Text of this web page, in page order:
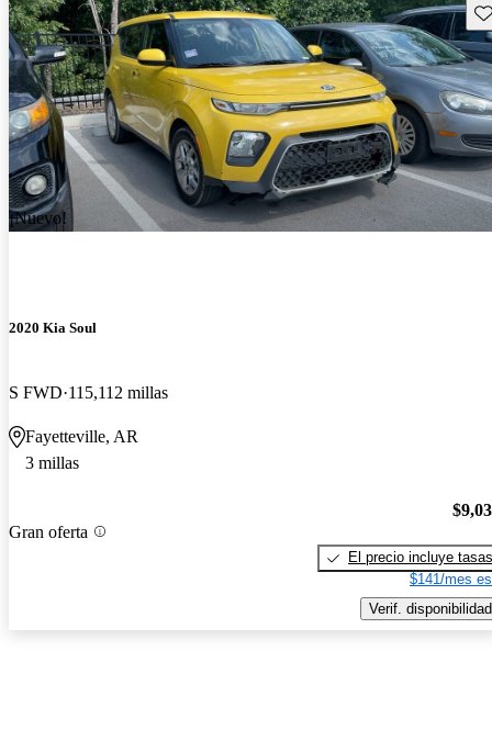
¡Nuevo!
2020 Kia Soul
S FWD 115,112 millas
Fayetteville, AR
3 millas
Gran oferta
El precio incluye tasas
$141/mes
Verif. disponibilidad